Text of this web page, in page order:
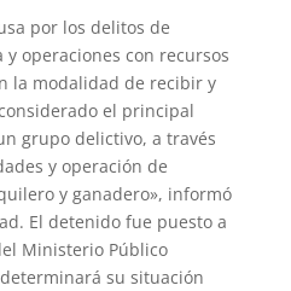
por los delitos de
operaciones con recursos
la modalidad de recibir y
el principal
grupo delictivo, a través
y operación de
y ganadero», informó
El detenido fue puesto a
Ministerio Público
su situación